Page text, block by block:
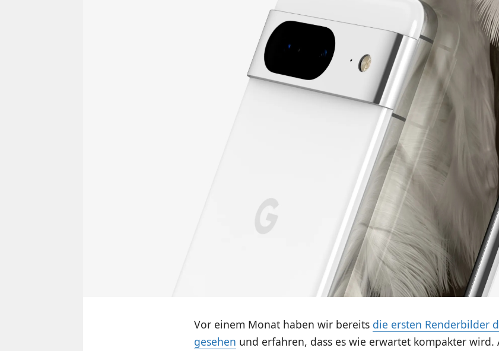
Vor einem Monat haben wir bereits die ersten Renderbilder
gesehen und erfahren, dass es wie erwartet kompakter wird.